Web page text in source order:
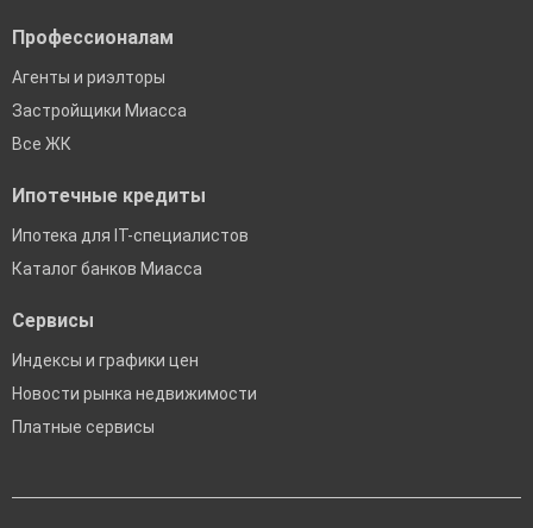
Профессионалам
Агенты и риэлторы
Застройщики Миасса
Все ЖК
Ипотечные кредиты
Ипотека для IT-специалистов
Каталог банков Миасса
Сервисы
Индексы и графики цен
Новости рынка недвижимости
Платные сервисы